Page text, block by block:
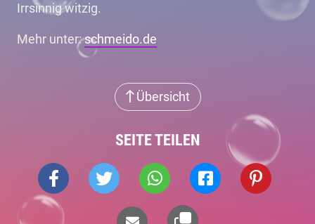
Irrsinnig witzig.
Mehr unter:schmeido.de
Übersicht
SEITE TEILEN